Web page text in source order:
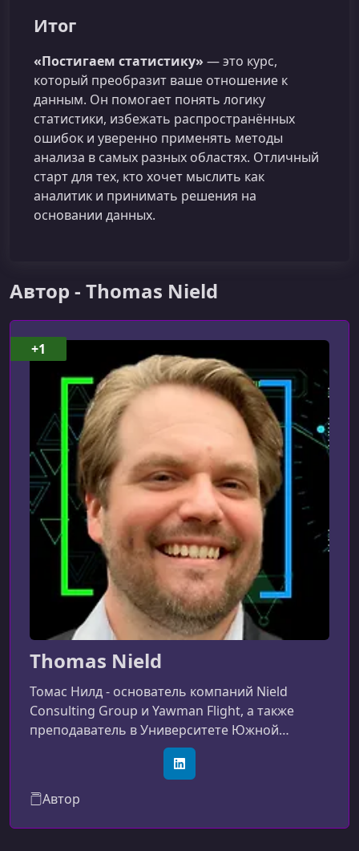
Итог
«Постигаем статистику» — это курс,
который преобразит ваше отношение к
данным. Он помогает понять логику
статистики, избежать распространённых
ошибок и уверенно применять методы
анализа в самых разных областях. Отличный
старт для тех, кто хочет мыслить как
аналитик и принимать решения на
основании данных.
Автор - Thomas Nield
Thomas Nield
Томас Нилд - основатель компаний Nield
Consulting Group и Yawman Flight, а также
преподаватель в Университете Южной
Калифорнии (USC). Он умеет делать сложные
технические темы понятными и интересными
считать недоступными.Томас регулярно ведёт
курсы по анализу данных, машинному
LinkedIn
Автор
+1